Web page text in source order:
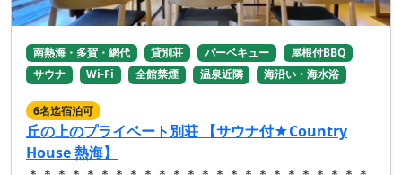
南熱海・多賀・網代 貸別荘 バーベキュー
屋根付BBQ
サウナ
Wi-Fi 全館禁煙 温泉近隣 海沿い・海水浴
6名迄宿泊可
丘の上のプライベート別荘 【サウナ付★Country
House 熱海】